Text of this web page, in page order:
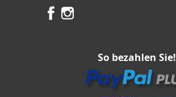
So bezahlen Sie!